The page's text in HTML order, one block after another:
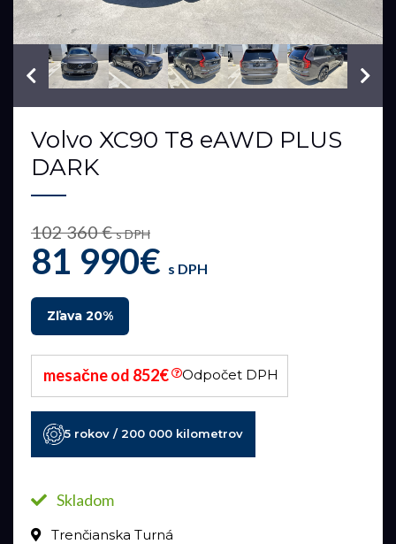
VIN: YV1LFH7V0T1474325
Volvo XC90 T8 eAWD PLUS
DARK
102 360 €s DPH
81 990€ s DPH
Zľava 20%
mesačne od 852€ Odpočet DPH
5 rokov / 200 000 kilometrov
Skladom
Trenčianska Turná